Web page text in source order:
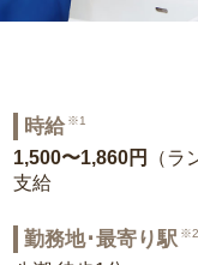
時給 ※1
1,500〜1,860円
（
支給
勤務地･最寄り駅 ※2